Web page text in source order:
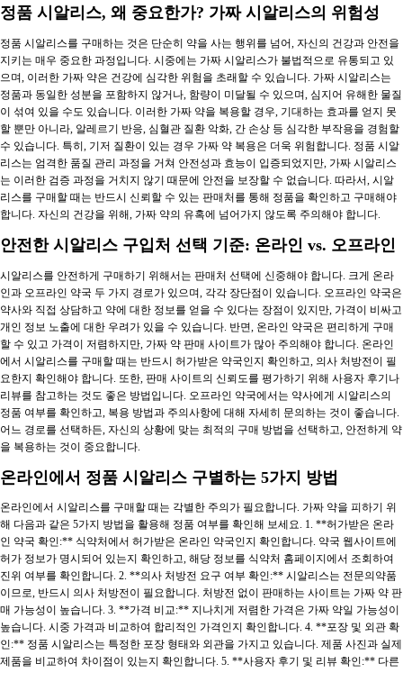
정품 시알리스, 왜 중요한가? 가짜 시알리스의 위험성
정품 시알리스를 구매하는 것은 단순히 약을 사는 행위를 넘어, 자신의 건강과 안전을
지키는 매우 중요한 과정입니다. 시중에는 가짜 시알리스가 불법적으로 유통되고 있
으며, 이러한 가짜 약은 건강에 심각한 위험을 초래할 수 있습니다. 가짜 시알리스는
정품과 동일한 성분을 포함하지 않거나, 함량이 미달될 수 있으며, 심지어 유해한 물질
이 섞여 있을 수도 있습니다. 이러한 가짜 약을 복용할 경우, 기대하는 효과를 얻지 못
할 뿐만 아니라, 알레르기 반응, 심혈관 질환 악화, 간 손상 등 심각한 부작용을 경험할
수 있습니다. 특히, 기저 질환이 있는 경우 가짜 약 복용은 더욱 위험합니다. 정품 시알
리스는 엄격한 품질 관리 과정을 거쳐 안전성과 효능이 입증되었지만, 가짜 시알리스
는 이러한 검증 과정을 거치지 않기 때문에 안전을 보장할 수 없습니다. 따라서, 시알
리스를 구매할 때는 반드시 신뢰할 수 있는 판매처를 통해 정품을 확인하고 구매해야
합니다. 자신의 건강을 위해, 가짜 약의 유혹에 넘어가지 않도록 주의해야 합니다.
안전한 시알리스 구입처 선택 기준: 온라인 vs. 오프라인
시알리스를 안전하게 구매하기 위해서는 판매처 선택에 신중해야 합니다. 크게 온라
인과 오프라인 약국 두 가지 경로가 있으며, 각각 장단점이 있습니다. 오프라인 약국은
약사와 직접 상담하고 약에 대한 정보를 얻을 수 있다는 장점이 있지만, 가격이 비싸고
개인 정보 노출에 대한 우려가 있을 수 있습니다. 반면, 온라인 약국은 편리하게 구매
할 수 있고 가격이 저렴하지만, 가짜 약 판매 사이트가 많아 주의해야 합니다. 온라인
에서 시알리스를 구매할 때는 반드시 허가받은 약국인지 확인하고, 의사 처방전이 필
요한지 확인해야 합니다. 또한, 판매 사이트의 신뢰도를 평가하기 위해 사용자 후기나
리뷰를 참고하는 것도 좋은 방법입니다. 오프라인 약국에서는 약사에게 시알리스의
정품 여부를 확인하고, 복용 방법과 주의사항에 대해 자세히 문의하는 것이 좋습니다.
어느 경로를 선택하든, 자신의 상황에 맞는 최적의 구매 방법을 선택하고, 안전하게 약
을 복용하는 것이 중요합니다.
온라인에서 정품 시알리스 구별하는 5가지 방법
온라인에서 시알리스를 구매할 때는 각별한 주의가 필요합니다. 가짜 약을 피하기 위
해 다음과 같은 5가지 방법을 활용해 정품 여부를 확인해 보세요. 1. **허가받은 온라
인 약국 확인:** 식약처에서 허가받은 온라인 약국인지 확인합니다. 약국 웹사이트에
허가 정보가 명시되어 있는지 확인하고, 해당 정보를 식약처 홈페이지에서 조회하여
진위 여부를 확인합니다. 2. **의사 처방전 요구 여부 확인:** 시알리스는 전문의약품
이므로, 반드시 의사 처방전이 필요합니다. 처방전 없이 판매하는 사이트는 가짜 약 판
매 가능성이 높습니다. 3. **가격 비교:** 지나치게 저렴한 가격은 가짜 약일 가능성이
높습니다. 시중 가격과 비교하여 합리적인 가격인지 확인합니다. 4. **포장 및 외관 확
인:** 정품 시알리스는 특정한 포장 형태와 외관을 가지고 있습니다. 제품 사진과 실제
제품을 비교하여 차이점이 있는지 확인합니다. 5. **사용자 후기 및 리뷰 확인:** 다른